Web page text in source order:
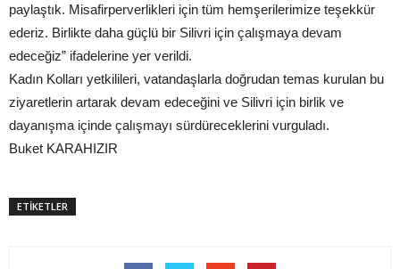
paylaştık. Misafirperverlikleri için tüm hemşerilerimize teşekkür
ederiz. Birlikte daha güçlü bir Silivri için çalışmaya devam
edeceğiz” ifadelerine yer verildi.
Kadın Kolları yetkilileri, vatandaşlarla doğrudan temas kurulan bu
ziyaretlerin artarak devam edeceğini ve Silivri için birlik ve
dayanışma içinde çalışmayı sürdüreceklerini vurguladı.
Buket KARAHIZIR
ETİKETLER